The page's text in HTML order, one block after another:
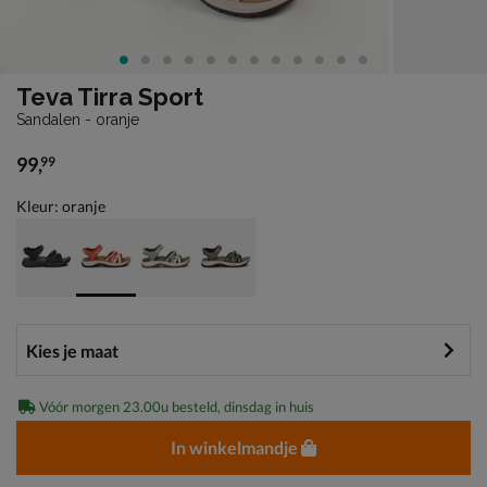
Teva Tirra Sport
Sandalen - oranje
€ 99,99
99,99
Kleur: oranje
Vóór morgen 23.00u besteld, dinsdag in huis
In winkelmandje